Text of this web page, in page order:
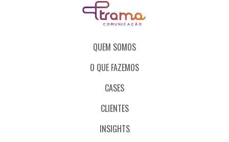
QUEM SOMOS
O QUE FAZEMOS
CASES
CLIENTES
INSIGHTS